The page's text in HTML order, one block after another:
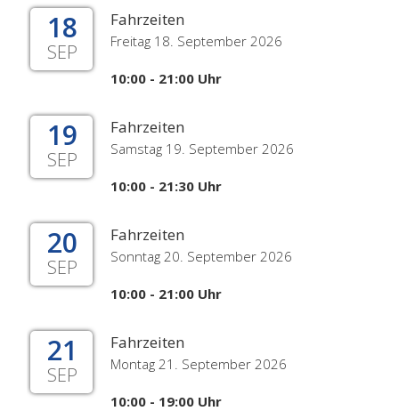
18
SEP
Fahrzeiten
Freitag 18. September 2026
10:00 - 21:00 Uhr
19
SEP
Fahrzeiten
Samstag 19. September 2026
10:00 - 21:30 Uhr
20
SEP
Fahrzeiten
Sonntag 20. September 2026
10:00 - 21:00 Uhr
21
SEP
Fahrzeiten
Montag 21. September 2026
10:00 - 19:00 Uhr